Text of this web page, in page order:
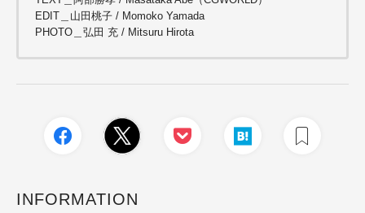
EDIT＿山田桃子 / Momoko Yamada
PHOTO＿弘田 充 / Mitsuru Hirota
INFORMATION